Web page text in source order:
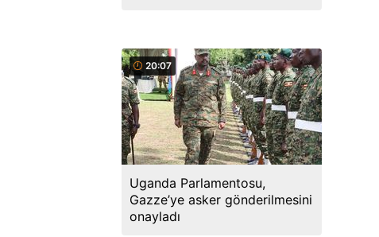
20:07
Uganda Parlamentosu,
Gazze’ye asker gönderilmesini
onayladı